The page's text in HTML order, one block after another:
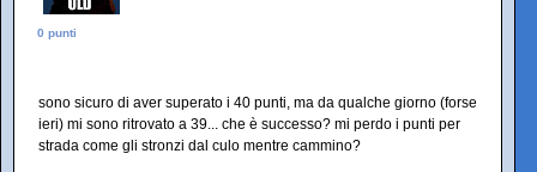
0 punti
sono sicuro di aver superato i 40 punti, ma da qualche giorno (forse
ieri) mi sono ritrovato a 39... che è successo? mi perdo i punti per
strada come gli stronzi dal culo mentre cammino?